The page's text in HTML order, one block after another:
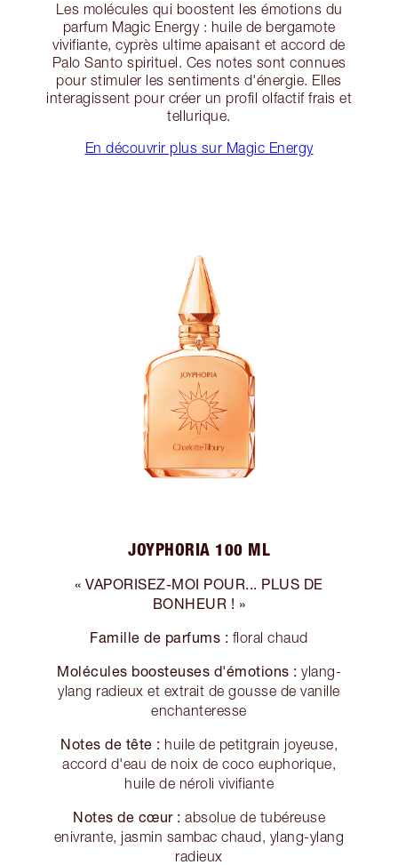
Les molécules qui boostent les émotions du
parfum Magic Energy : huile de bergamote
vivifiante, cyprès ultime apaisant et accord de
Palo Santo spirituel. Ces notes sont connues
pour stimuler les sentiments d'énergie. Elles
interagissent pour créer un profil olfactif frais et
tellurique.
En découvrir plus sur Magic Energy
JOYPHORIA 100 ML
« VAPORISEZ-MOI POUR... PLUS DE
BONHEUR ! »
Famille de parfums : floral chaud
Molécules boosteuses d'émotions : ylang-
ylang radieux et extrait de gousse de vanille
enchanteresse
Notes de tête : huile de petitgrain joyeuse,
accord d'eau de noix de coco euphorique,
huile de néroli vivifiante
Notes de cœur : absolue de tubéreuse
enivrante, jasmin sambac chaud, ylang-ylang
radieux